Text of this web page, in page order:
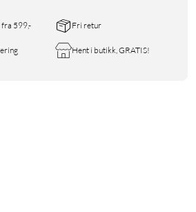
599,- Fri retur
Hent i butikk, GRATIS!